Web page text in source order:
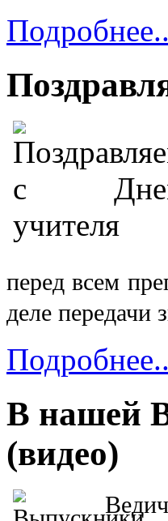
перед всем
деле передачи
В нашей
(видео)